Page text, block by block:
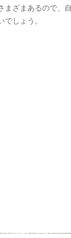
まざまあるので、
しょう。